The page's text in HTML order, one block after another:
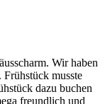
Wir haben
musste
dazu buchen
freundlich und